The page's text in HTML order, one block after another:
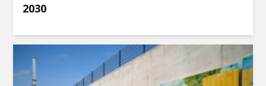
2030